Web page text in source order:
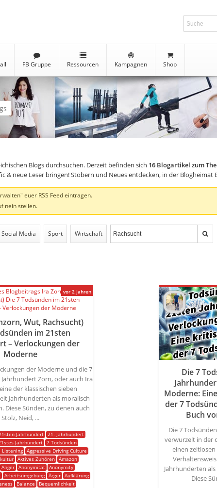
FB Gruppe Ressourcen Kampagnen Shop
Blogs durchsuchen. Derzeit befinden sich 16 Blogartikel zum
& neue Leser bringen! Stöbern und Neues entdecken, in der Blogheimat
euer RSS Feed eintragen.
nein stellen.
Social Media Sport Wirtschaft
Wut, Rachsucht)
im 21sten
– Verlockungen der
Moderne
der Moderne und die 7
Zorn, oder auch Ira
der klassischen sieben
Jahrhunderten als moralisch
Diese Sünden, zu denen auch
Stolz, Neid, ...
Jahrhundert
21. Jahrhundert
Jahrhundert
7 Todsünden
Listening Aggressive Driving Culture
Aktives Zuhören
Amazon
Anger Anonymität Anonymity
Arbeitsumgebung Ärger
Aufklärung
Balance
Bequemlichkeit
vor 2 Jahren
Die 7
Moderne:
der 7
Buch
Die 7
verwurzelt in der
einen
Jahrhunderten
Diese